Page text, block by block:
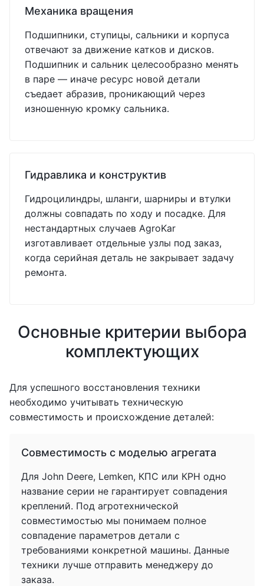
Механика вращения
Подшипники, ступицы, сальники и корпуса
отвечают за движение катков и дисков.
Подшипник и сальник целесообразно менять
в паре — иначе ресурс новой детали
съедает абразив, проникающий через
изношенную кромку сальника.
Гидравлика и конструктив
Гидроцилиндры, шланги, шарниры и втулки
должны совпадать по ходу и посадке. Для
нестандартных случаев AgroKar
изготавливает отдельные узлы под заказ,
когда серийная деталь не закрывает задачу
ремонта.
Основные критерии выбора
комплектующих
Для успешного восстановления техники
необходимо учитывать техническую
совместимость и происхождение деталей:
Совместимость с моделью агрегата
Для John Deere, Lemken, КПС или КРН одно
название серии не гарантирует совпадения
креплений. Под агротехнической
совместимостью мы понимаем полное
совпадение параметров детали с
требованиями конкретной машины. Данные
техники лучше отправить менеджеру до
заказа.